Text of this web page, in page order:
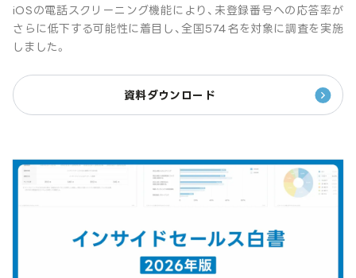
iOSの電話スクリーニング機能により、未登録番号への応答率が
さらに低下する可能性に着目し、全国574名を対象に調査を実施
しました。
資料ダウンロード